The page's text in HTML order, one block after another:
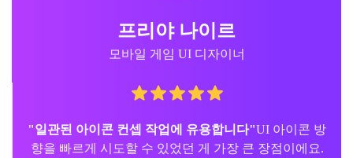
프리야 나이르
모바일 게임 UI 디자이너
"일관된 아이콘 컨셉 작업에 유용합니다"UI 아이콘 방
향을 빠르게 시도할 수 있었던 게 가장 큰 장점이에요.